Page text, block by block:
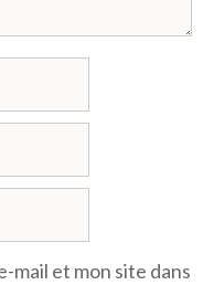
mail et mon site dans